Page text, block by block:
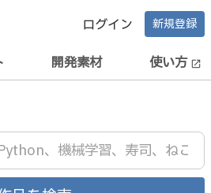
ログイン 新規登録
開発素材 使い方 open_in_new